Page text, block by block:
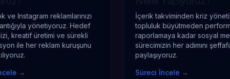
ve Instagram reklamlarınızı
yönetiyoruz. Hedef
kreatif üretimi ve sürekli
ile her reklam kuruşunu
→
İçerik takviminden kriz
topluluk büyütmeden
raporlamaya kadar sosyal
sürecimizin her adımını
paylaşıyoruz.
Süreci İncele →